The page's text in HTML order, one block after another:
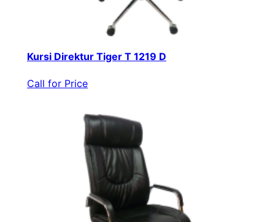
Kursi Direktur Tiger T 1219 D
Call for Price